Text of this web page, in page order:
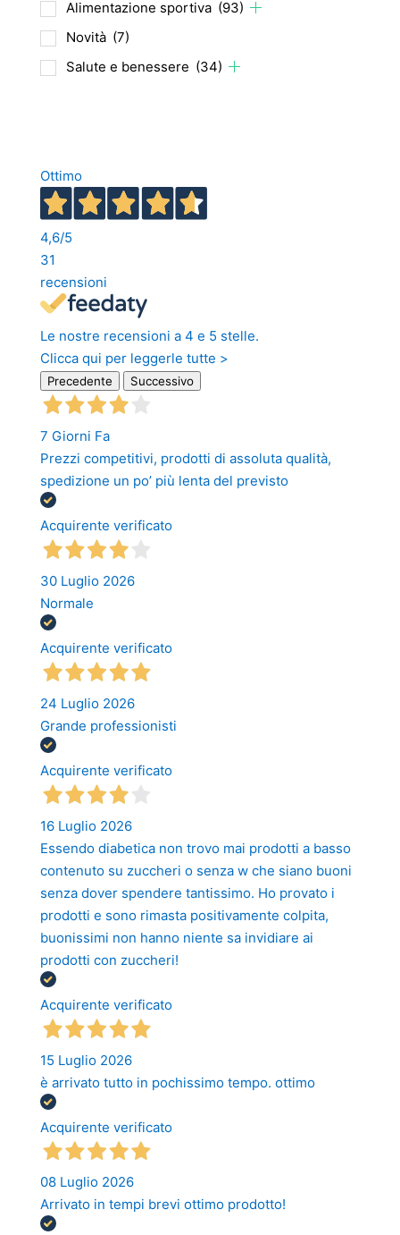
Alimentazione sportiva (93)
Novità (7)
Salute e benessere (34)
Ottimo
4,6/5
31
recensioni
Le nostre recensioni a 4 e 5 stelle.
Clicca qui per leggerle tutte >
Precedente Successivo
7 Giorni Fa
Prezzi competitivi, prodotti di assoluta qualità,
spedizione un po’ più lenta del previsto
Acquirente verificato
30 Luglio 2026
Normale
Acquirente verificato
24 Luglio 2026
Grande professionisti
Acquirente verificato
16 Luglio 2026
Essendo diabetica non trovo mai prodotti a basso
contenuto su zuccheri o senza w che siano buoni
senza dover spendere tantissimo. Ho provato i
prodotti e sono rimasta positivamente colpita,
buonissimi non hanno niente sa invidiare ai
prodotti con zuccheri!
Acquirente verificato
15 Luglio 2026
è arrivato tutto in pochissimo tempo. ottimo
Acquirente verificato
08 Luglio 2026
Arrivato in tempi brevi ottimo prodotto!